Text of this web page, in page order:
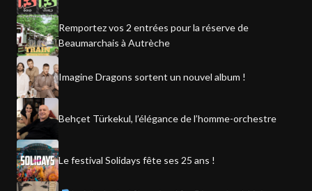
Remportez vos 2 entrées pour la réserve de
Beaumarchais à Autrèche
Imagine Dragons sortent un nouvel album !
Behçet Türkekul, l’élégance de l’homme-orchestre
Le festival Solidays fête ses 25 ans !